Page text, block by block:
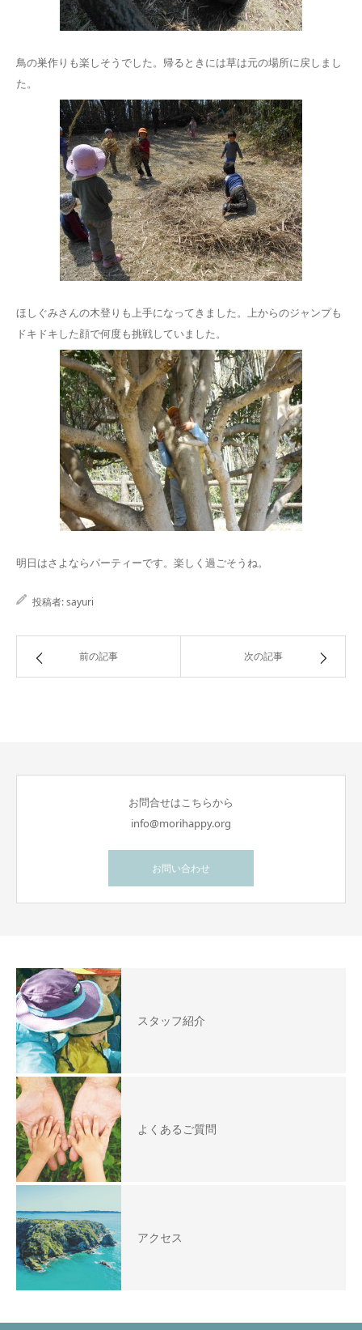
鳥の巣作りも楽しそうでした。帰るときには草は元の場所に戻しまし
た。
ほしぐみさんの木登りも上手になってきました。上からのジャンプも
ドキドキした顔で何度も挑戦していました。
明日はさよならパーティーです。楽しく過ごそうね。
投稿者:sayuri
前の記事 次の記事
お問合せはこちらから
info@morihappy.org
お問い合わせ
スタッフ紹介
よくあるご質問
アクセス